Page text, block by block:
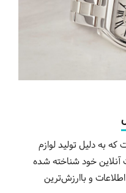
به دلیل تولید لوازم
آنلاین خود شناخته شده
و باارزش‌ترین